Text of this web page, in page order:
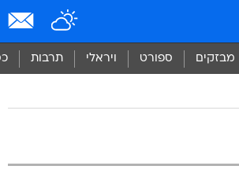
מבזקים ספורט ויראלי תרבות